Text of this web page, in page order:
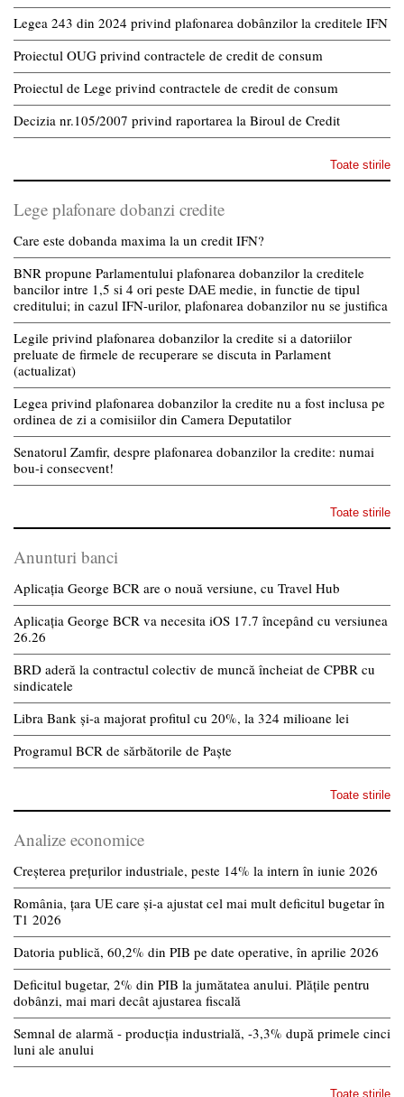
Legea 243 din 2024 privind plafonarea dobânzilor la creditele IFN
Proiectul OUG privind contractele de credit de consum
Proiectul de Lege privind contractele de credit de consum
Decizia nr.105/2007 privind raportarea la Biroul de Credit
Toate stirile
Lege plafonare dobanzi credite
Care este dobanda maxima la un credit IFN?
BNR propune Parlamentului plafonarea dobanzilor la creditele
bancilor intre 1,5 si 4 ori peste DAE medie, in functie de tipul
creditului; in cazul IFN-urilor, plafonarea dobanzilor nu se justifica
Legile privind plafonarea dobanzilor la credite si a datoriilor
preluate de firmele de recuperare se discuta in Parlament
(actualizat)
Legea privind plafonarea dobanzilor la credite nu a fost inclusa pe
ordinea de zi a comisiilor din Camera Deputatilor
Senatorul Zamfir, despre plafonarea dobanzilor la credite: numai
bou-i consecvent!
Toate stirile
Anunturi banci
Aplicația George BCR are o nouă versiune, cu Travel Hub
Aplicația George BCR va necesita iOS 17.7 începând cu versiunea
26.26
BRD aderă la contractul colectiv de muncă încheiat de CPBR cu
sindicatele
Libra Bank și-a majorat profitul cu 20%, la 324 milioane lei
Programul BCR de sărbătorile de Paște
Toate stirile
Analize economice
Creșterea prețurilor industriale, peste 14% la intern în iunie 2026
România, țara UE care și-a ajustat cel mai mult deficitul bugetar în
T1 2026
Datoria publică, 60,2% din PIB pe date operative, în aprilie 2026
Deficitul bugetar, 2% din PIB la jumătatea anului. Plățile pentru
dobânzi, mai mari decât ajustarea fiscală
Semnal de alarmă - producția industrială, -3,3% după primele cinci
luni ale anului
Toate stirile